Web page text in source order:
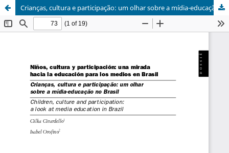
Crianças, cultura e participação: um olhar sobre a mídia-educação no Brasil